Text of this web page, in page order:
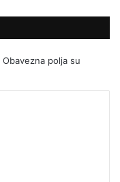
Obavezna polja su